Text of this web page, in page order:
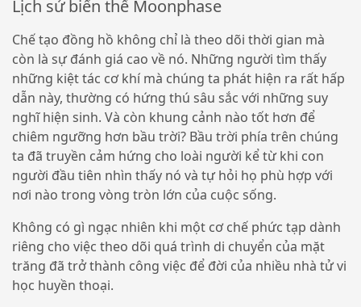
Lịch sử biến thể Moonphase
Chế tạo đồng hồ không chỉ là theo dõi thời gian mà
còn là sự đánh giá cao về nó. Những người tìm thấy
những kiệt tác cơ khí mà chúng ta phát hiện ra rất hấp
dẫn này, thường có hứng thú sâu sắc với những suy
nghĩ hiện sinh. Và còn khung cảnh nào tốt hơn để
chiêm ngưỡng hơn bầu trời? Bầu trời phía trên chúng
ta đã truyền cảm hứng cho loài người kể từ khi con
người đầu tiên nhìn thấy nó và tự hỏi họ phù hợp với
nơi nào trong vòng tròn lớn của cuộc sống.
Không có gì ngạc nhiên khi một cơ chế phức tạp dành
riêng cho việc theo dõi quá trình di chuyển của mặt
trăng đã trở thành công việc để đời của nhiều nhà tử vi
học huyền thoại.